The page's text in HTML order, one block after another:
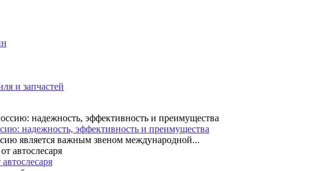
и запчастей
надежность, эффективность и преимущества
является важным звеном международной...